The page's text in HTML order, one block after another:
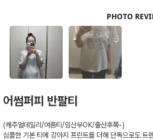
어썸퍼피 반팔티
(캐주얼데일리/여름티/임산부OK/출산후쭉-)
심플한 기본 티에 강아지 프린트를 더해 단독으로도 트